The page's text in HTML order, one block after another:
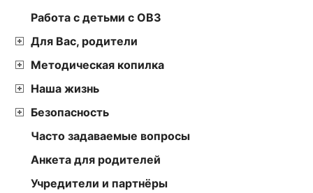
Работа с детьми с ОВЗ
Для Вас, родители
Методическая копилка
Наша жизнь
Безопасность
Часто задаваемые вопросы
Анкета для родителей
Учредители и партнёры